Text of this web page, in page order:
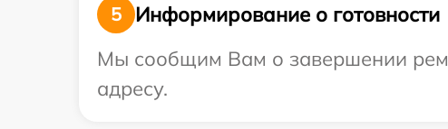
5
Информирование о готовности
Мы сообщим Вам о завершении
адресу.